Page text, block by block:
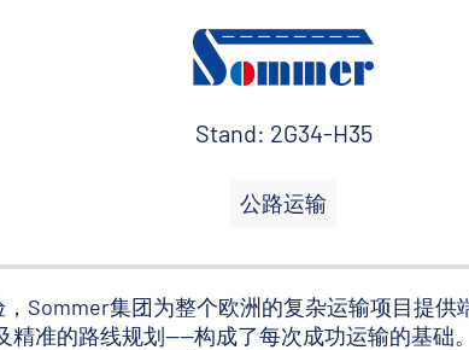
Stand: 2G34-H35
公路运输
Sommer集团为整个欧洲的复杂运输项目提供
准的路线规划——构成了每次成功运输的基础。